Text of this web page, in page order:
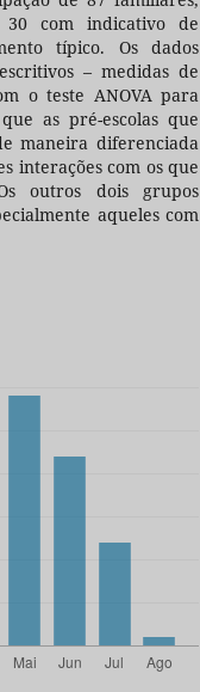
com indicativo de
típico. Os dados
– medidas de
o teste ANOVA para
as pré-escolas que
maneira diferenciada
interações com os que
outros dois grupos
aqueles com